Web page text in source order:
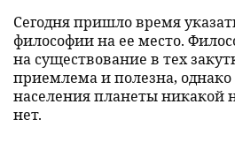
Сегодня пришло время
философии на ее место.
на существование в тех
приемлема и полезна,
населения планеты никакой
нет.